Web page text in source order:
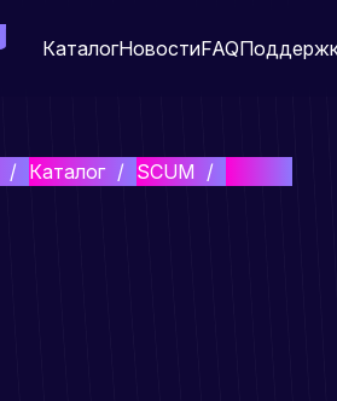
КаталогНовостиFAQ
Каталог SCUM